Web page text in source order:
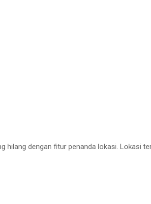
hilang dengan fitur penanda lokasi. Lokasi